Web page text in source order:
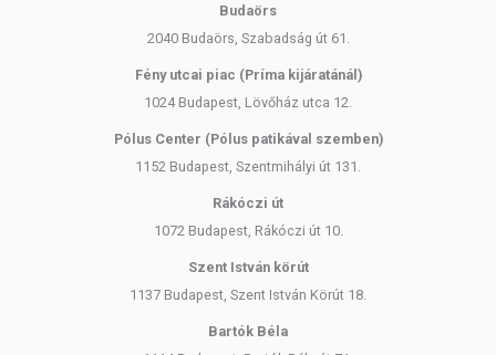
Budaörs
2040 Budaörs, Szabadság út 61.
Fény utcai piac (Príma kijáratánál)
1024 Budapest, Lövőház utca 12.
Pólus Center (Pólus patikával szemben)
1152 Budapest, Szentmihályi út 131.
Rákóczi út
1072 Budapest, Rákóczi út 10.
Szent István körút
1137 Budapest, Szent István Körút 18.
Bartók Béla